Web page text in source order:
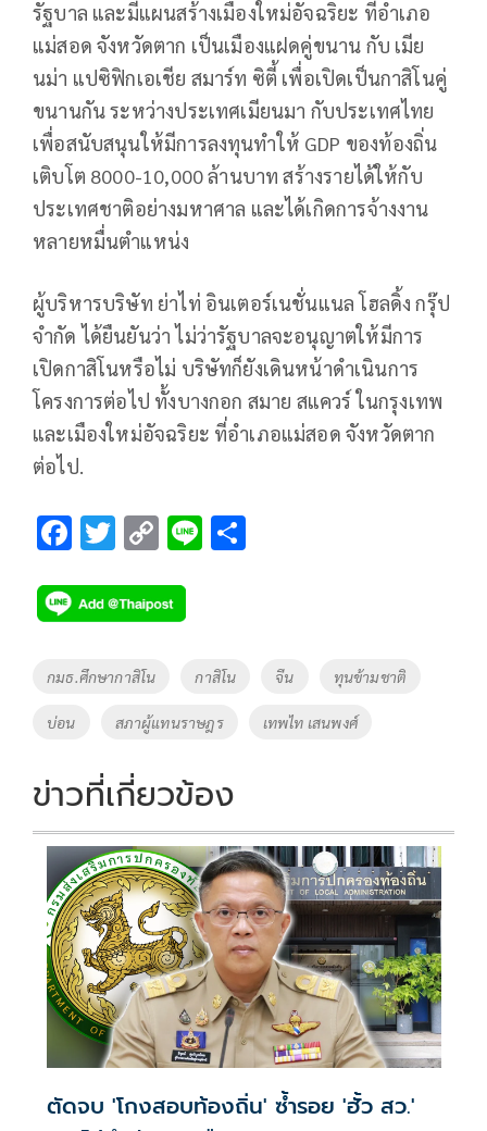
รัฐบาล และมีแผนสร้างเมืองใหม่อัจฉริยะ ที่อำเภอ
แม่สอด จังหวัดตาก เป็นเมืองแฝดคู่ขนาน กับ เมีย
นม่า แปซิฟิกเอเชีย สมาร์ท ซิตี้ เพื่อเปิดเป็นกาสิโนคู่
ขนานกัน ระหว่างประเทศเมียนมา กับประเทศไทย
เพื่อสนับสนุนให้มีการลงทุนทำให้ GDP ของท้องถิ่น
เติบโต 8000-10,000 ล้านบาท สร้างรายได้ให้กับ
ประเทศชาติอย่างมหาศาล และได้เกิดการจ้างงาน
หลายหมื่นตำแหน่ง
ผู้บริหารบริษัท ย่าไท่ อินเตอร์เนชั่นแนล โฮลดิ้ง กรุ๊ป
จำกัด ได้ยืนยันว่า ไม่ว่ารัฐบาลจะอนุญาตให้มีการ
เปิดกาสิโนหรือไม่ บริษัทก็ยังเดินหน้าดำเนินการ
โครงการต่อไป ทั้งบางกอก สมาย สแควร์ ในกรุงเทพ
และเมืองใหม่อัจฉริยะ ที่อำเภอแม่สอด จังหวัดตาก
ต่อไป.
F
e
b
o
k
T
tt
er
C
p
y
k
Li
Tags
กมธ.ศึกษากาสิโน กาสิโน จีน ทุนข้ามชาติ
บ่อน สภาผู้แทนราษฎร เทพไท เสนพงศ์
ข่าวที่เกี่ยวข้อง
ตัดจบ 'โกงสอบท้องถิ่น' ซ้ำรอย 'ฮั้ว สว.'